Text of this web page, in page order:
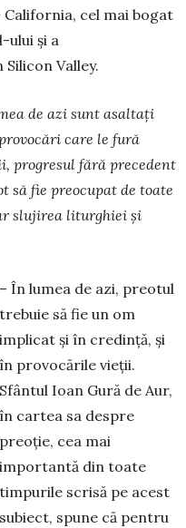
cel mai bogat
ului și a
Valley.
de azi sunt asaltați
care le fură
progresul fără precedent
să fie pre­ocupat de toate
slu­jirea liturghiei și
– În lumea de azi, preotul
trebuie să fie un om
implicat și în credință, și
în provocările vieții.
Sfântul Ioan Gură de Aur,
în cartea sa despre
preoție, cea mai
importantă din toate
timpurile scrisă pe acest
subiect, spune că pentru